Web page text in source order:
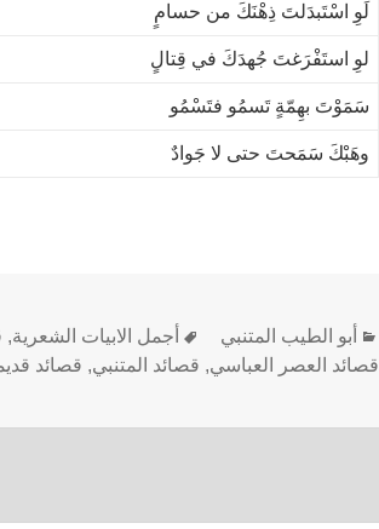
لَوِ اسْتَبدَلتَ ذِهْنَكَ من حسامٍ
لوِ استَفْرَغتَ جُهدَكَ في قِتالٍ
سَمَوْتَ بهِمّةٍ تَسمُو فتَسْمُو
وهَبْكَ سَمَحتَ حتى لا جَوادٌ
أبو الطيب المتنبي أجمل الابيات الشعرية,
قصائد العصر العباسي, قصائد المتنبي, قصائد